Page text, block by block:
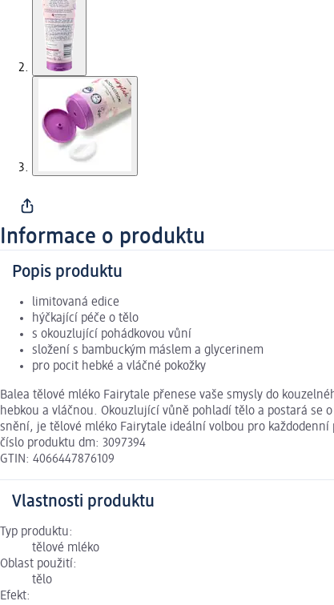
Informace o produktu
Popis produktu
limitovaná edice
hýčkající péče o tělo
s okouzlující pohádkovou vůní
složení s bambuckým máslem a glycerinem
pro pocit hebké a vláčné pokožky
Balea tělové mléko Fairytale přenese vaše smysly do
hebkou a vláčnou. Okouzlující vůně pohladí tělo a postará se
snění, je tělové mléko Fairytale ideální volbou pro
číslo produktu dm: 3097394
GTIN: 4066447876109
Vlastnosti produktu
Typ produktu:
tělové mléko
Oblast použití:
tělo
Efekt: